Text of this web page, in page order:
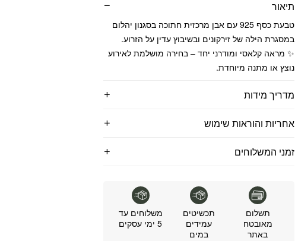
תיאור
טבעת כסף 925 עם אבן מרכזית חתוכה בסגנון יהלום
במסגרת הילה של זירקונים ובשיבוץ עדין על הזרוע.
✨ מראה קלאסי ומודרני יחד – בחירה מושלמת לאירוע
נוצץ או מתנה מיוחדת.
מדריך מידות
אחריות והוראות שימוש
זמני המשלוחים
תשלום
מאובטח
באתר
תכשיטים
עמידים
במים
משלוחים עד
5 ימי עסקים